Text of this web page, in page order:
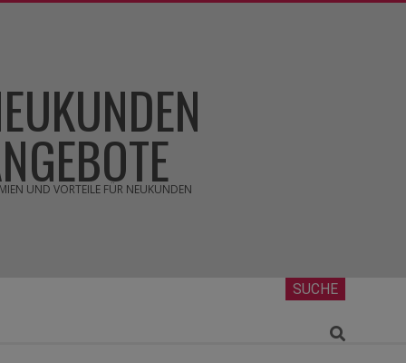
UND VORTEILE FÜR NEUKUNDEN
SUCHE
Search